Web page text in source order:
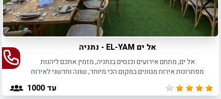
אל ים EL-YAM - נתניה
אל ים, מתחם אירועים וכנסים בנתניה, מזמין אתכם ליהנות
מפתרונות אירוח מגוונים במקום הכי מיוחד, שונה וחדשני לאירוח
עד 1000